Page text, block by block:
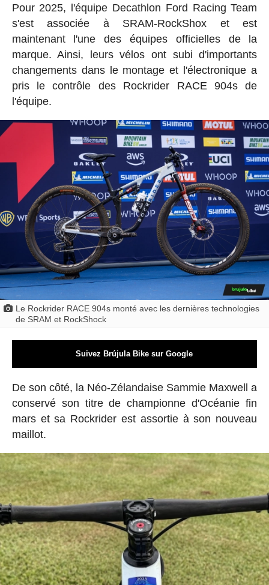
Pour 2025, l'équipe Decathlon Ford Racing Team
s'est associée à SRAM-RockShox et est
maintenant l'une des équipes officielles de la
marque. Ainsi, leurs vélos ont subi d'importants
changements dans le montage et l'électronique a
pris le contrôle des Rockrider RACE 904s de
l'équipe.
Le Rockrider RACE 904s monté avec les dernières technologies
de SRAM et RockShock
Suivez Brújula Bike sur Google
De son côté, la Néo-Zélandaise Sammie Maxwell a
conservé son titre de championne d'Océanie fin
mars et sa Rockrider est assortie à son nouveau
maillot.